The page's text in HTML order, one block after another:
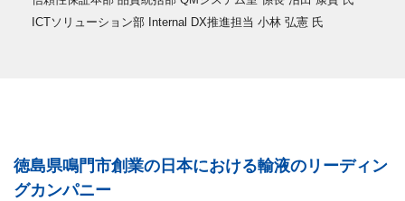
ICTソリューション部 Internal DX推進担当 小林 弘憲 氏
徳島県鳴門市創業の日本における輸液のリーディン
グカンパニー